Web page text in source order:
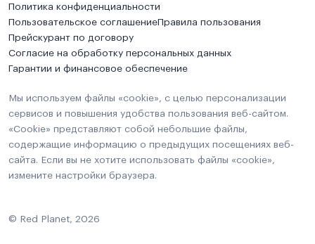
Политика конфиденциальности
Пользовательское соглашениеПравила пользования
Прейскурант по договору
Согласие на обработку персональных данных
Гарантии и финансовое обеспечение
Мы используем файлы «cookie», с целью персонализации
сервисов и повышения удобства пользования веб-сайтом.
«Cookie» представляют собой небольшие файлы,
содержащие информацию о предыдущих посещениях веб-
сайта. Если вы не хотите использовать файлы «cookie»,
измените настройки браузера.
© Red Planet, 2026